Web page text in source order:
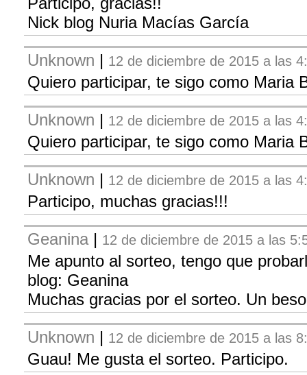
Nick blog Nuria Macías García
Unknown | 12 de diciembre de 2015 a las
Quiero participar, te sigo como Maria
Unknown | 12 de diciembre de 2015 a las
Quiero participar, te sigo como Maria
Unknown | 12 de diciembre de 2015 a las
Participo, muchas gracias!!!
Geanina | 12 de diciembre de 2015 a las
Me apunto al sorteo, tengo que
blog: Geanina
Muchas gracias por el sorteo. Un
Unknown | 12 de diciembre de 2015 a las
Guau! Me gusta el sorteo. Participo.